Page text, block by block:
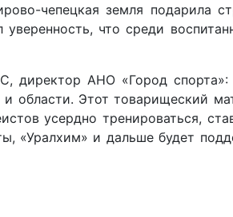
чепецкая земля подарила
что среди
директор АНО «Город спорта»:
области. Этот товарищеский
усердно тренироваться,
«Уралхим» и дальше будет